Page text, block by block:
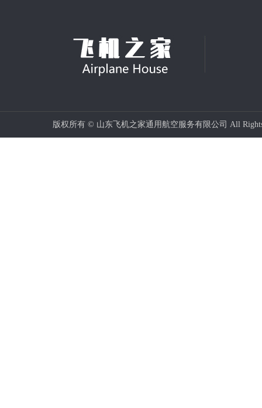
版权所有 © 山东飞机之家通用航空服务有限公司 All